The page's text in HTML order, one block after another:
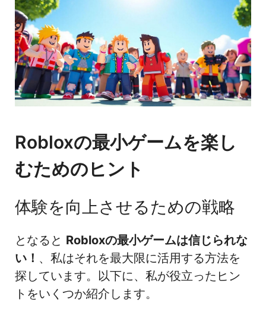
Robloxの最小ゲームを楽し
むためのヒント
体験を向上させるための戦略
となると Robloxの最小ゲームは信じられな
い！ 、私はそれを最大限に活用する方法を
探しています。以下に、私が役立ったヒン
トをいくつか紹介します。